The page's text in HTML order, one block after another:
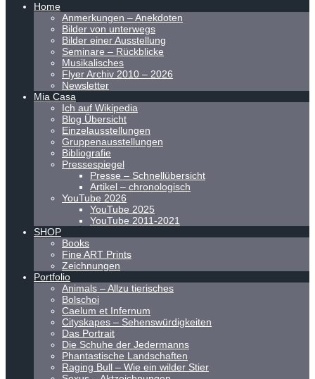
Home
Anmerkungen – Anekdoten
Bilder von unterwegs
Bilder einer Ausstellung
Seminare – Rückblicke
Musikalisches
Flyer Archiv 2010 – 2026
Newsletter
Mia Casa
Ich auf Wikipedia
Blog Übersicht
Einzelausstellungen
Gruppenausstellungen
Bibliografie
Pressespiegel
Presse – Schnellübersicht
Artikel – chronologisch
YouTube 2026
YouTube 2025
YouTube 2011-2021
SHOP
Books
Fine ART Prints
Zeichnungen
Portfolio
Animals – Allzu tierisches
Bolschoi
Caelum et Infernum
Cityskapes – Sehenswürdigkeiten
Das Portrait
Die Schuhe der Jedermanns
Phantastische Landschaften
Raging Bull – Wie ein wilder Stier